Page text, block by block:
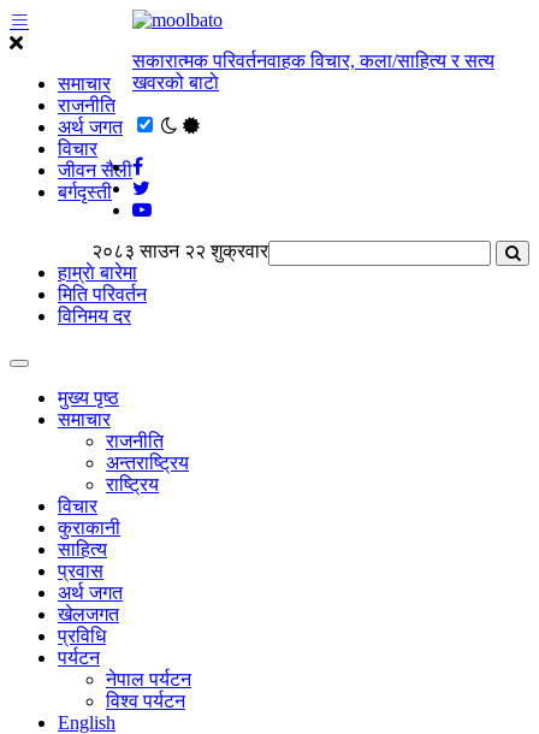
समाचार
राजनीति
अर्थ जगत
विचार
जीवन सैली
बर्गदृस्ती
सकारात्मक परिवर्तनवाहक विचार, कला/साहित्य र सत्य
खवरको बाटाे
२०८३ साउन २२ शुक्रवार
हाम्राे बारेमा
मिति परिवर्तन
विनिमय दर
मुख्य पृष्ठ
समाचार
राजनीति
अन्तराष्ट्रिय
राष्ट्रिय
विचार
कुराकानी
साहित्य
प्रवास
अर्थ जगत
खेलजगत
प्रविधि
पर्यटन
नेपाल पर्यटन
विश्व पर्यटन
English